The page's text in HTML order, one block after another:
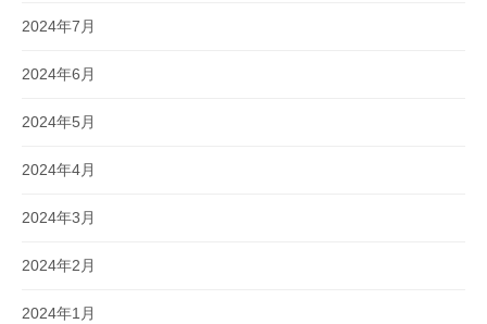
2024年7月
2024年6月
2024年5月
2024年4月
2024年3月
2024年2月
2024年1月